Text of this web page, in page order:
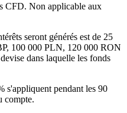
CFD. Non applicable aux
seront générés est de 25
100 000 PLN, 120 000 RON
dans laquelle les fonds
s'appliquent pendant les 90
compte.